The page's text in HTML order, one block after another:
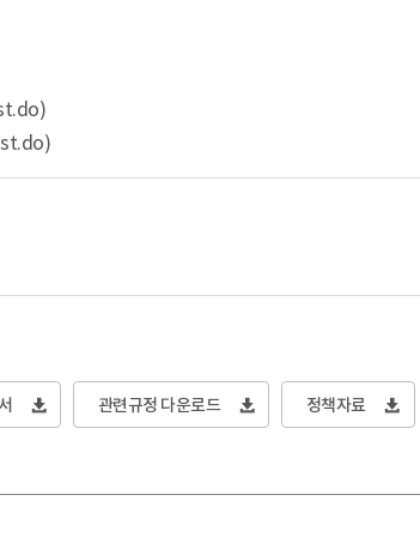
관련규정 다운로드 정책자료